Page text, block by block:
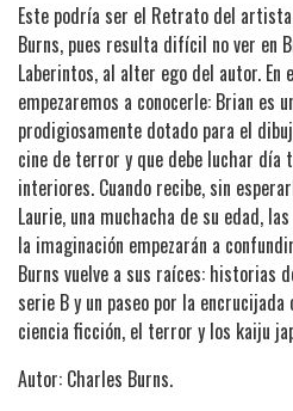
Este podría ser el Retrato del
Burns, pues resulta difícil no ver en
Laberintos, al alter ego del autor. En
empezaremos a conocerle: Brian es
prodigiosamente dotado para el
cine de terror y que debe luchar día
interiores. Cuando recibe, sin
Laurie, una muchacha de su edad,
la imaginación empezarán a
Burns vuelve a sus raíces: historias
serie B y un paseo por la
ciencia ficción, el terror y los kaiju
Autor: Charles Burns.